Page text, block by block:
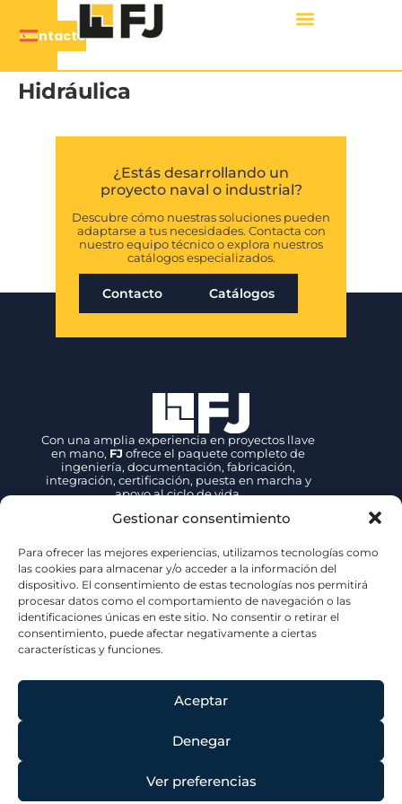
Gestionar consentimiento
Para ofrecer las mejores experiencias, utilizamos tecnologías como
las cookies para almacenar y/o acceder a la información del
dispositivo. El consentimiento de estas tecnologías nos permitirá
procesar datos como el comportamiento de navegación o las
identificaciones únicas en este sitio. No consentir o retirar el
consentimiento, puede afectar negativamente a ciertas
características y funciones.
Aceptar
Denegar
Ver preferencias
Contacto
Hidráulica
¿Estás desarrollando un
proyecto naval o industrial?
Descubre cómo nuestras soluciones pueden
adaptarse a tus necesidades. Contacta con
nuestro equipo técnico o explora nuestros
catálogos especializados.
Contacto Catálogos
Con una amplia experiencia en proyectos llave
en mano, FJ ofrece el paquete completo de
ingeniería, documentación, fabricación,
integración, certificación, puesta en marcha y
apoyo al ciclo de vida.
+34 942 89 27 39
fjsales@fjove.com
FJ | Fernandez Jove
P.E. Tanos – Viérnoles,
C/ La Espina, 44, 39300, Cantabria – ESPAÑA
Certificaciones
© 2026 | Jove Group